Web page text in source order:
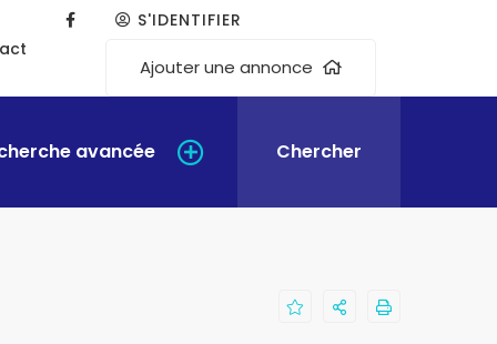
S'IDENTIFIER
Ajouter une annonce
avancée Chercher